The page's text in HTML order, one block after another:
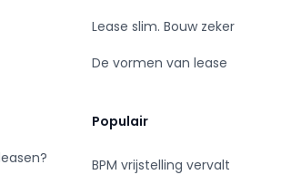
Lease slim. Bouw zeker
De vormen van lease
Populair
BPM vrijstelling vervalt